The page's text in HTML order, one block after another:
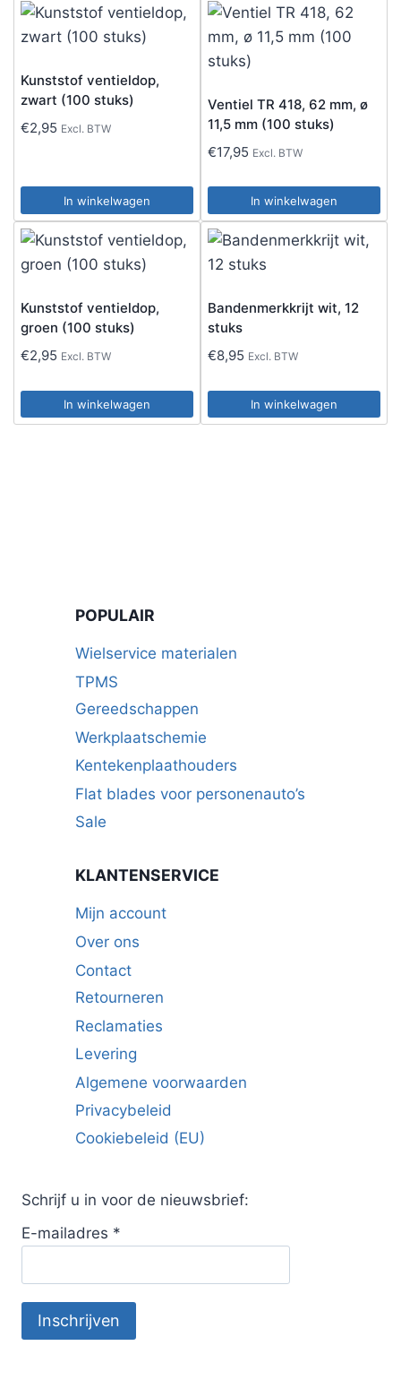
Kunststof ventieldop,
zwart (100 stuks)
€2,95 Excl. BTW
In winkelwagen
Ventiel TR 418, 62 mm, ø
11,5 mm (100 stuks)
€17,95 Excl. BTW
In winkelwagen
Kunststof ventieldop,
groen (100 stuks)
€2,95 Excl. BTW
In winkelwagen
Bandenmerkkrijt wit, 12
stuks
€8,95 Excl. BTW
In winkelwagen
POPULAIR
Wielservice materialen
TPMS
Gereedschappen
Werkplaatschemie
Kentekenplaathouders
Flat blades voor personenauto’s
Sale
KLANTENSERVICE
Mijn account
Over ons
Contact
Retourneren
Reclamaties
Levering
Algemene voorwaarden
Privacybeleid
Cookiebeleid (EU)
Schrijf u in voor de nieuwsbrief:
E-mailadres *